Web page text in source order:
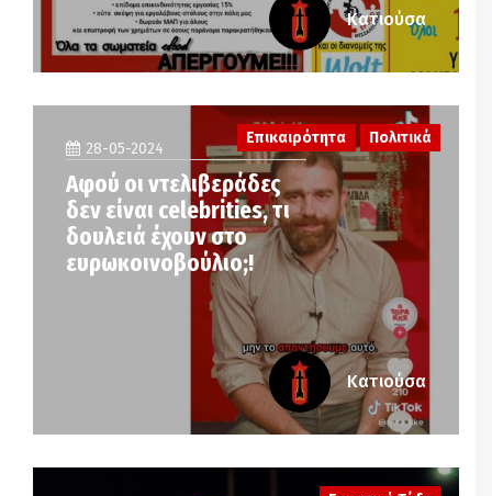
Κατιούσα
28-05-2024
Αφού οι ντελιβεράδες
δεν είναι celebrities, τι
δουλειά έχουν στο
ευρωκοινοβούλιο;!
Επικαιρότητα Πολιτικά
Κατιούσα